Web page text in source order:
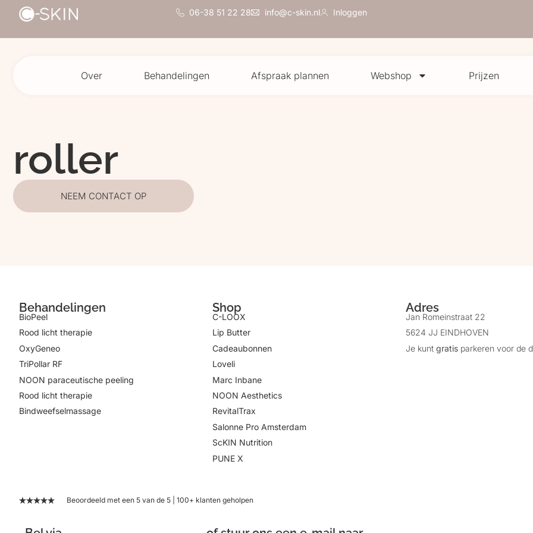
06-38 51 22 28 info@c-skin.nl Inloggen
Over Behandelingen Afspraak plannen Webshop Prijzen
roller
NEEM CONTACT OP
Behandelingen
BioPeel
Rood licht therapie
OxyGeneo
TriPollar RF
NOON paraceutische peeling
Rood licht therapie
Bindweefselmassage
Shop
C-LOOX
Lip Butter
Cadeaubonnen
Loveli
Marc Inbane
NOON Aesthetics
RevitalTrax
Salonne Pro Amsterdam
ScKIN Nutrition
PUNE X
Adres
Jan Romeinstraat 22
5624 JJ EINDHOVEN
Je kunt gratis parkeren voor de
Beoordeeld met een 5 van de 5 | 100+ klanten geholpen